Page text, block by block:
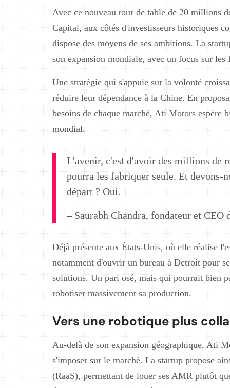
Avec ce nouveau tour de table de 20 millions
Capital, aux côtés d'investisseurs historiques
dispose des moyens de ses ambitions. La
son expansion mondiale, avec un focus sur
Une stratégie qui s'appuie sur la volonté
réduire leur dépendance à la Chine. En
besoins de chaque marché, Ati Motors espère
mondial.
L'avenir, c'est d'avoir des millions de
pourra les fabriquer seule. Et devons-
départ ? Oui.
– Saurabh Chandra, fondateur et
Déjà présente aux États-Unis, où elle réalise
notamment d'ouvrir un bureau à Detroit pour
solutions. Un pari osé, mais qui pourrait bien
robotiser massivement sa production.
Vers une robotique plus
Au-delà de son expansion géographique, Ati
s'imposer sur le marché. La startup propose
(RaaS), permettant de louer ses AMR plutôt